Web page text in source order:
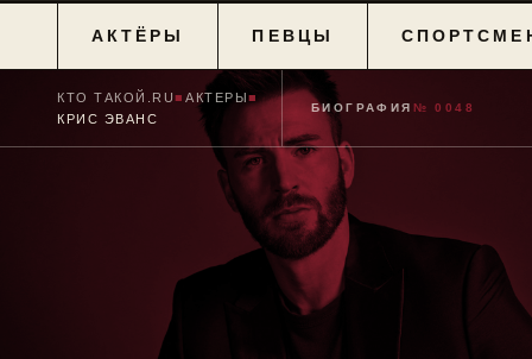
АКТЁРЫ ПЕВЦЫ
КТО ТАКОЙ.RU■АКТЕРЫ■
КРИС ЭВАНС
БИОГРАФИЯ № 0048